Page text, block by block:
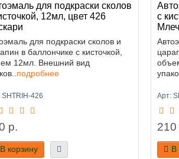
для подкраски сколов
12мл, цвет 426
для подкраски сколов и
в баллончике с кисточкой,
12мл. Внешний вид
подробнее
SHTRIH-426
р.
В корзину
с
Арт:
210
В